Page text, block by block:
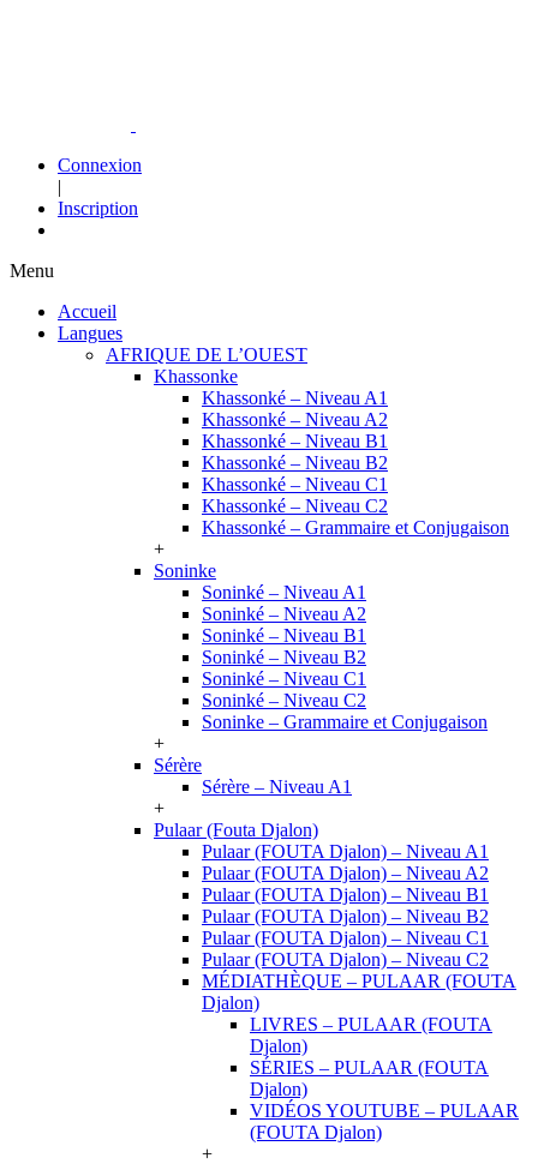
Connexion
|
Inscription
Menu
Accueil
Langues
AFRIQUE DE L’OUEST
Khassonke
Khassonké – Niveau A1
Khassonké – Niveau A2
Khassonké – Niveau B1
Khassonké – Niveau B2
Khassonké – Niveau C1
Khassonké – Niveau C2
Khassonké – Grammaire et Conjugaison
+
Soninke
Soninké – Niveau A1
Soninké – Niveau A2
Soninké – Niveau B1
Soninké – Niveau B2
Soninké – Niveau C1
Soninké – Niveau C2
Soninke – Grammaire et Conjugaison
+
Sérère
Sérère – Niveau A1
+
Pulaar (Fouta Djalon)
Pulaar (FOUTA Djalon) – Niveau A1
Pulaar (FOUTA Djalon) – Niveau A2
Pulaar (FOUTA Djalon) – Niveau B1
Pulaar (FOUTA Djalon) – Niveau B2
Pulaar (FOUTA Djalon) – Niveau C1
Pulaar (FOUTA Djalon) – Niveau C2
MÉDIATHÈQUE – PULAAR (FOUTA
Djalon)
LIVRES – PULAAR (FOUTA
Djalon)
SÉRIES – PULAAR (FOUTA
Djalon)
VIDÉOS YOUTUBE – PULAAR
(FOUTA Djalon)
+